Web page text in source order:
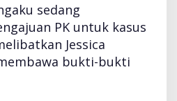
sedang
PK untuk kasus
Jessica
bukti-bukti